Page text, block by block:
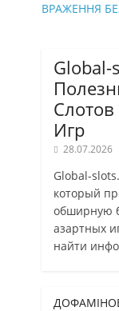
ВРАЖЕННЯ
Global-
Игр
28.07.2026
Global-
который
обширную
азартных
найти